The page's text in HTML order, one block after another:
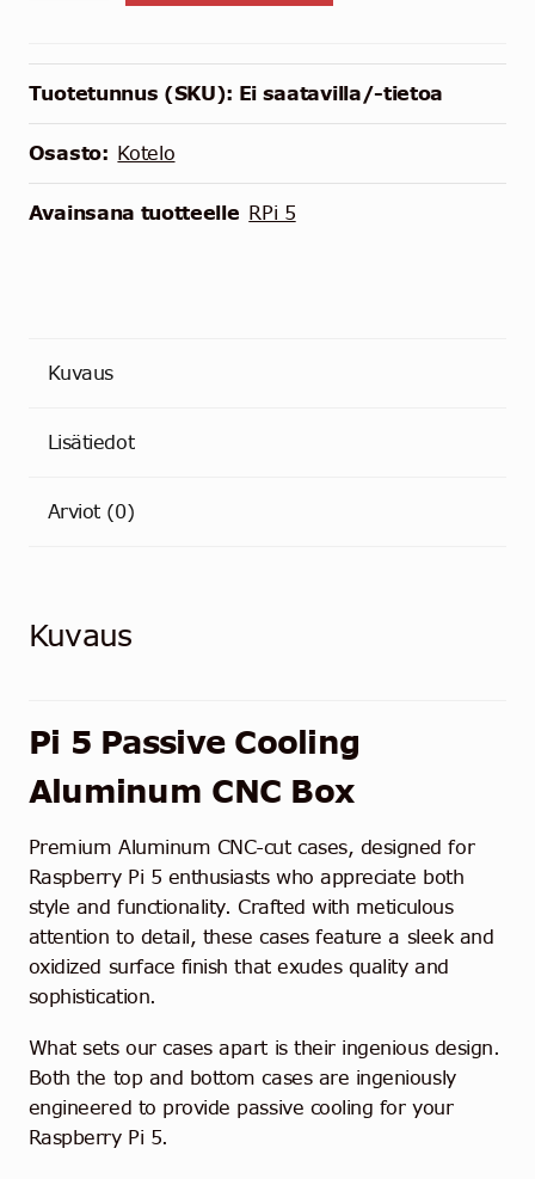
5
Tuotetunnus (SKU): Ei saatavilla/-tietoa
Osasto: Kotelo
Avainsana tuotteelle RPi 5
Kuvaus
Lisätiedot
Arviot (0)
Kuvaus
Pi 5 Passive Cooling
Aluminum CNC Box
Premium Aluminum CNC-cut cases, designed for
Raspberry Pi 5 enthusiasts who appreciate both
style and functionality. Crafted with meticulous
attention to detail, these cases feature a sleek and
oxidized surface finish that exudes quality and
sophistication.
What sets our cases apart is their ingenious design.
Both the top and bottom cases are ingeniously
engineered to provide passive cooling for your
Raspberry Pi 5.